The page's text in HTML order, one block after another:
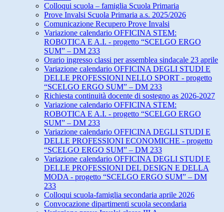
Colloqui scuola – famiglia Scuola Primaria
Prove Invalsi Scuola Primaria a.s. 2025/2026
Comunicazione Recupero Prove Invalsi
Variazione calendario OFFICINA STEM:
ROBOTICA E A.I. - progetto “SCELGO ERGO
SUM” – DM 233
Orario ingresso classi per assemblea sindacale 23 aprile
Variazione calendario OFFICINA DEGLI STUDI E
DELLE PROFESSIONI NELLO SPORT - progetto
“SCELGO ERGO SUM” – DM 233
Richiesta continuità docente di sostegno as 2026-2027
Variazione calendario OFFICINA STEM:
ROBOTICA E A.I. - progetto “SCELGO ERGO
SUM” – DM 233
Variazione calendario OFFICINA DEGLI STUDI E
DELLE PROFESSIONI ECONOMICHE - progetto
“SCELGO ERGO SUM” – DM 233
Variazione calendario OFFICINA DEGLI STUDI E
DELLE PROFESSIONI DEL DESIGN E DELLA
MODA - progetto “SCELGO ERGO SUM” – DM
233
Colloqui scuola-famiglia secondaria aprile 2026
Convocazione dipartimenti scuola secondaria